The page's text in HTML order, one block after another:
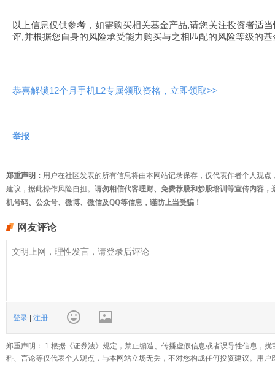
以上信息仅供参考，如需购买相关基金产品,请您关注投资者适
评,并根据您自身的风险承受能力购买与之相匹配的风险等级的基
恭喜解锁12个月手机L2专属领取资格，立即领取>>
举报
郑重声明： 用户在社区发表的所有信息将由本网站记录保存，仅代表作者个人观
建议，据此操作风险自担。 请勿相信代客理财、免费荐股和炒股培训等宣传内容
机号码、公众号、微博、微信及QQ等信息，谨防上当受骗！
网友评论
登录 | 注册
郑重声明： 1.根据《证券法》规定，禁止编造、传播虚假信息或者误导性信息，
料、言论等仅代表个人观点，与本网站立场无关，不对您构成任何投资建议。用